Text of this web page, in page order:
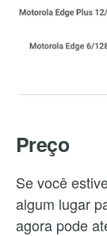
Preço
Se você
algum lugar
agora pode